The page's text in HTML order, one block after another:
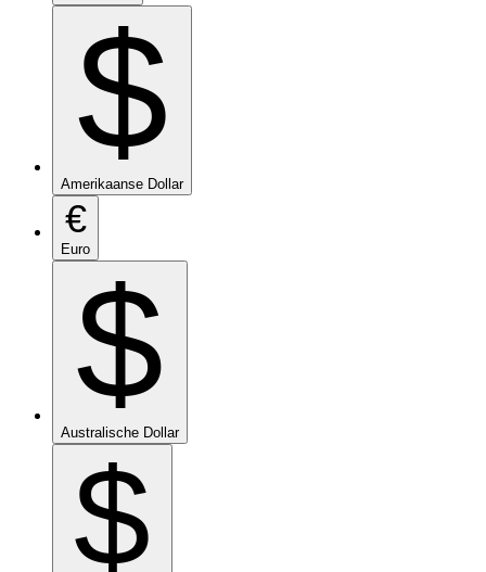
$
Amerikaanse Dollar
€
Euro
$
Australische Dollar
$